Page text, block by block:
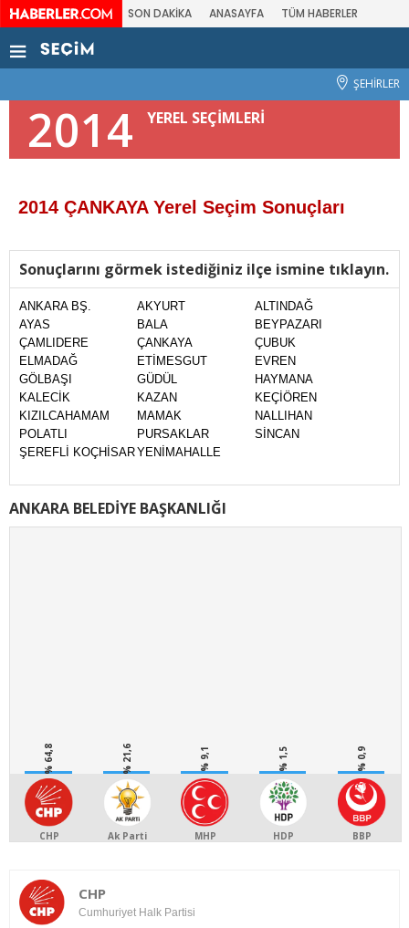
SON DAKİKA ANASAYFA TÜM HABERLER
ŞEHİRLER
2014 YEREL SEÇİMLERİ
2014 ÇANKAYA Yerel Seçim Sonuçları
Sonuçlarını görmek istediğiniz ilçe ismine tıklayın.
ANKARA BŞ. AKYURT
ALTINDAĞ
AYAS
BALA
BEYPAZARI
ÇAMLIDERE
ÇANKAYA
ÇUBUK
ELMADAĞ
ETİMESGUT
EVREN
GÖLBAŞI
GÜDÜL
HAYMANA
KALECİK
KAZAN
KEÇİÖREN
KIZILCAHAMAM
MAMAK
NALLIHAN
POLATLI
PURSAKLAR
SİNCAN
ŞEREFLİ KOÇHİSARYENİMAHALLE
ANKARA BELEDİYE BAŞKANLIĞI
% 64,8
CHP
% 21,6
Ak Parti
% 9,1
MHP
% 1,5
HDP
% 0,9
BBP
CHP
Cumhuriyet Halk Partisi